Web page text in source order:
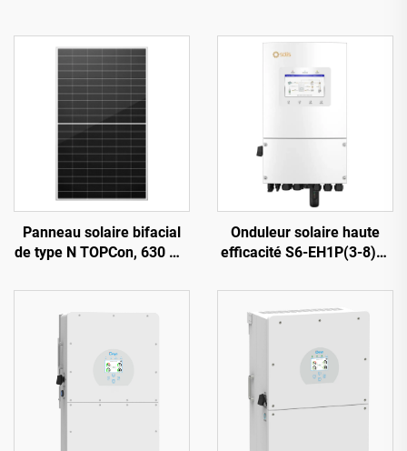
Panneau solaire bifacial
de type N TOPCon, 630 W :
résistance aux
intempéries, adapté aux
photovoltaïques
résidentielles et
commerciales
Onduleur solaire haute
efficacité S6-EH1P(3-8)K-
40-60 V